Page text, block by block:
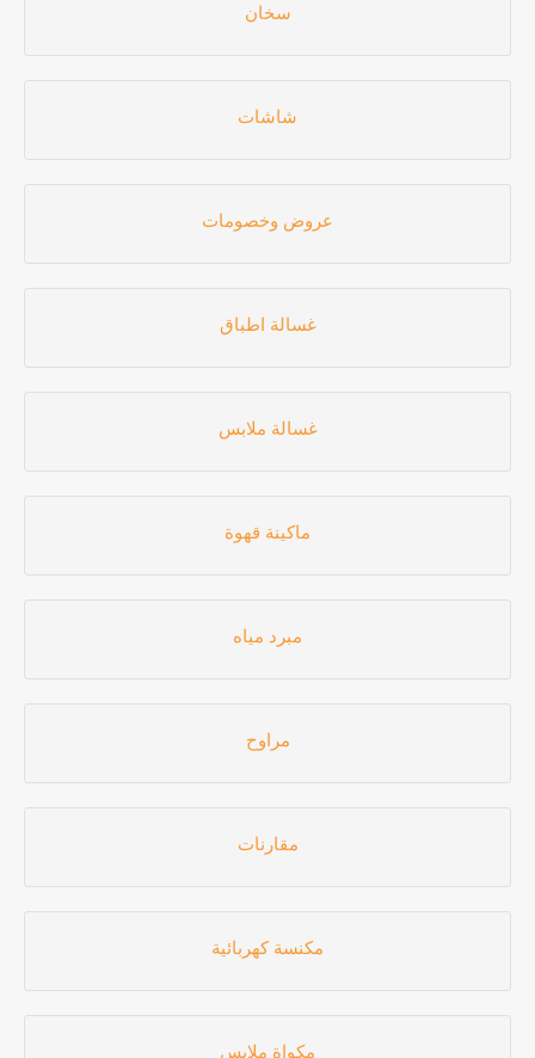
سخان
شاشات
عروض وخصومات
غسالة اطباق
غسالة ملابس
ماكينة قهوة
مبرد مياه
مراوح
مقارنات
مكنسة كهربائية
مكواة ملابس